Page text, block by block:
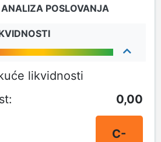
POSLOVANJA
likvidnosti
0,00
C-